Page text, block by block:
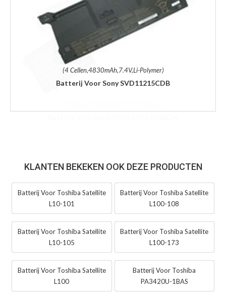
(4 Cellen,4830mAh,7.4V,Li-Polymer)
Batterij Voor Sony SVD11215CDB
KLANTEN BEKEKEN OOK DEZE PRODUCTEN
Batterij Voor Toshiba Satellite
L10-101
Batterij Voor Toshiba Satellite
L100-108
Batterij Voor Toshiba Satellite
L10-105
Batterij Voor Toshiba Satellite
L100-173
Batterij Voor Toshiba Satellite
L100
Batterij Voor Toshiba
PA3420U-1BAS